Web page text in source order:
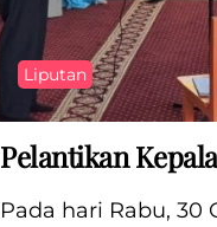
Liputan
Pelantikan
Pada hari Rabu, 30